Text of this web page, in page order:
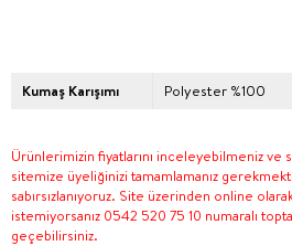
Kumaş Karışımı Polyester %100
Ürünlerimizin fiyatlarını inceleyebilmeniz ve
sitemize üyeliğinizi tamamlamanız
sabırsızlanıyoruz. Site üzerinden online
istemiyorsanız 0542 520 75 10 numaralı
geçebilirsiniz.